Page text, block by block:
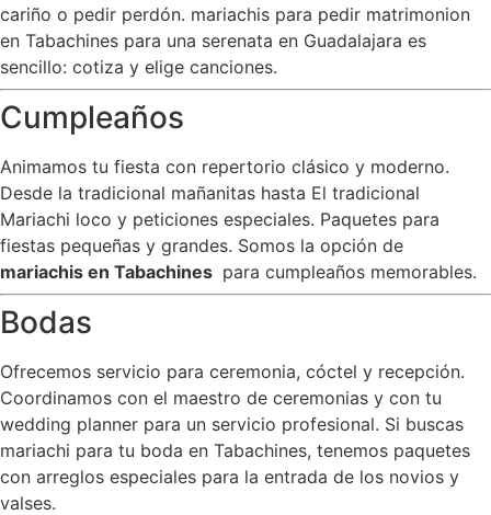
cariño o pedir perdón. mariachis para pedir matrimonion
en Tabachines para una serenata en Guadalajara es
sencillo: cotiza y elige canciones.
Cumpleaños
Animamos tu fiesta con repertorio clásico y moderno.
Desde la tradicional mañanitas hasta El tradicional
Mariachi loco y peticiones especiales. Paquetes para
fiestas pequeñas y grandes. Somos la opción de
mariachis en Tabachines para cumpleaños memorables.
Bodas
Ofrecemos servicio para ceremonia, cóctel y recepción.
Coordinamos con el maestro de ceremonias y con tu
wedding planner para un servicio profesional. Si buscas
mariachi para tu boda en Tabachines, tenemos paquetes
con arreglos especiales para la entrada de los novios y
valses.